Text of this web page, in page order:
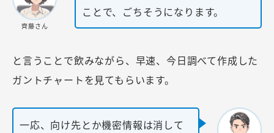
齊藤さん
ことで、ごちそうになります。
と言うことで飲みながら、早速、今日調べて作成した
ガントチャートを見てもらいます。
一応、向け先とか機密情報は消して